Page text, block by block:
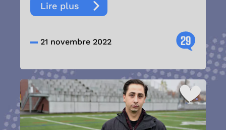
Lire plus
21 novembre 2022 29